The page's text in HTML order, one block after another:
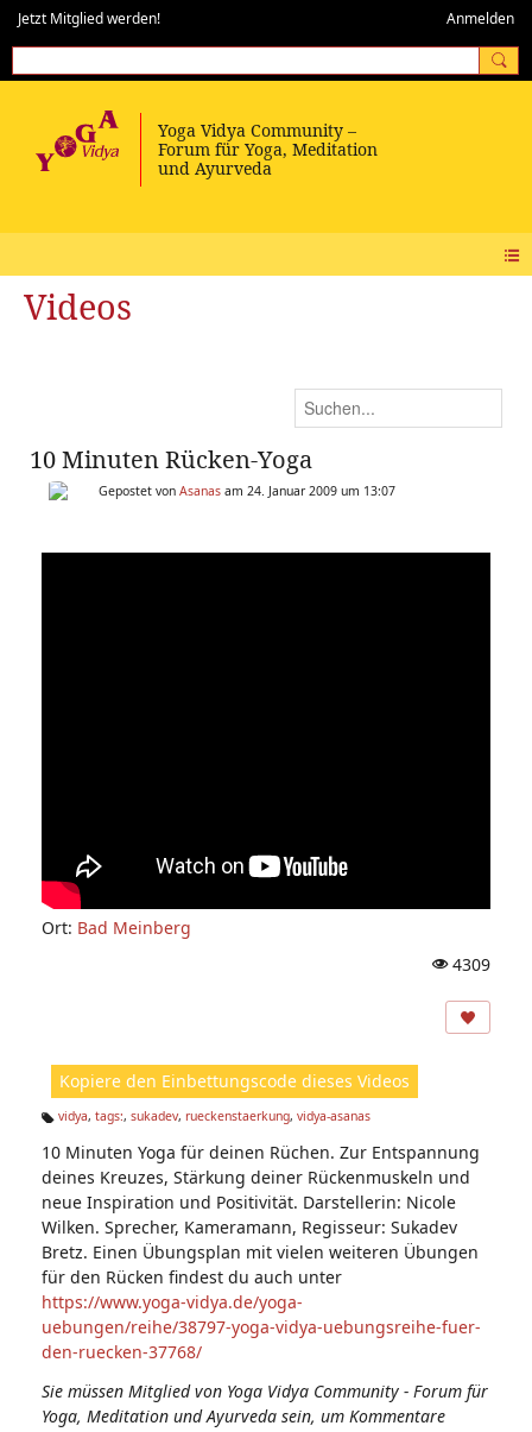
Jetzt Mitglied werden! Anmelden
Videos
10 Minuten Rücken-Yoga
Gepostet von Asanas am 24. Januar 2009 um 13:07
Ort: Bad Meinberg
4309
Kopiere den Einbettungscode dieses Videos
g
s:
vidya, tags:, sukadev, rueckenstaerkung, vidya-asanas
10 Minuten Yoga für deinen Rüchen. Zur Entspannung
deines Kreuzes, Stärkung deiner Rückenmuskeln und
neue Inspiration und Positivität. Darstellerin: Nicole
Wilken. Sprecher, Kameramann, Regisseur: Sukadev
Bretz. Einen Übungsplan mit vielen weiteren Übungen
für den Rücken findest du auch unter
https://www.yoga-vidya.de/yoga-
uebungen/reihe/38797-yoga-vidya-uebungsreihe-fuer-
den-ruecken-37768/
Sie müssen Mitglied von Yoga Vidya Community - Forum für
Yoga, Meditation und Ayurveda sein, um Kommentare